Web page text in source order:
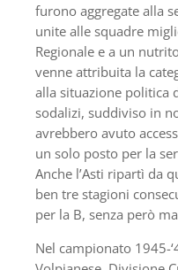
furono aggregate alla
unite alle squadre
Regionale e a un
venne attribuita la
alla situazione politica
sodalizi, suddiviso in
avrebbero avuto
un solo posto per la
Anche l’Asti ripartì da
ben tre stagioni
per la B, senza però
Nel campionato 1945-